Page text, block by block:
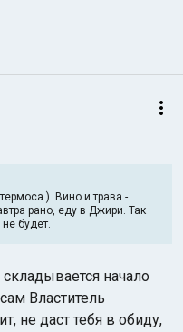
). Вино и трава -
рано, еду в Джири. Так
будет.
начало
Властитель
не даст тебя в обиду,